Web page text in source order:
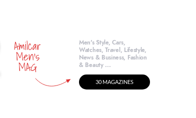
Amilcar
Men's
MAG
Men's Style, Cars,
Watches, Travel, Lifestyle,
News & Business, Fashion
& Beauty ...
30 MAGAZINES